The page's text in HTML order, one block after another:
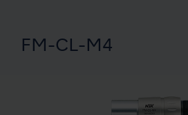
FM-CL-M4